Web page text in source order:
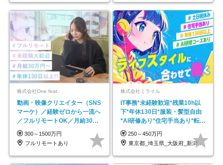
株式会社One feat.
動画・映像クリエイター（SNS
マーケ）／経験ゼロから一流へ
／フルリモートOK／月給30万
円～／年休130日以上
300～1500万円
フルリモートあり
株式会社ミライル
IT事務*未経験歓迎*残業10h以
下*年休130日*服装・髪型自由
*AI研修あり*住宅手当あり*転勤
なし
250～450万円
東京都_埼玉県_大阪府_新潟県_福岡県